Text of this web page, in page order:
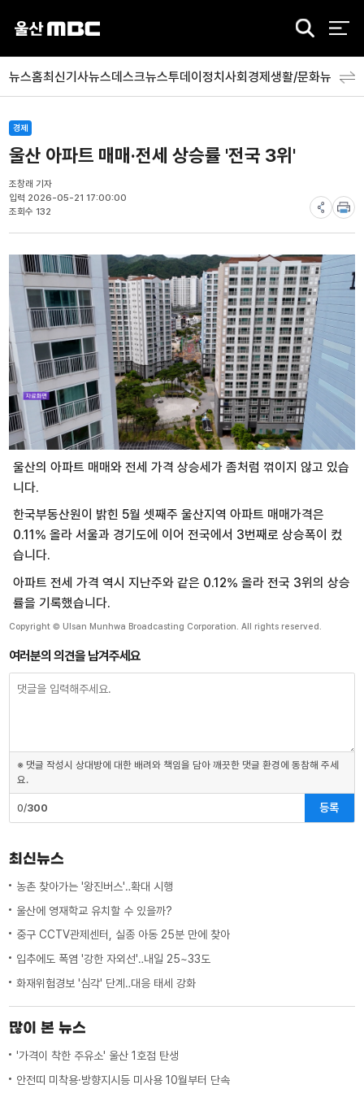
검
뉴스홈최신기사뉴스데스크뉴스투데이정치사회경제생활/문화뉴스특
경제
울산 아파트 매매·전세 상승률 '전국 3위'
조창래 기자
입력 2026-05-21 17:00:00
조회수 132
울산의 아파트 매매와 전세 가격 상승세가 좀처럼 꺾이지 않고 있습
니다.
한국부동산원이 밝힌 5월 셋째주 울산지역 아파트 매매가격은
0.11% 올라 서울과 경기도에 이어 전국에서 3번째로 상승폭이 컸
습니다.
아파트 전세 가격 역시 지난주와 같은 0.12% 올라 전국 3위의 상승
률을 기록했습니다.
Copyright © Ulsan Munhwa Broadcasting Corporation. All rights reserved.
여러분의 의견을 남겨주세요
※ 댓글 작성시 상대방에 대한 배려와 책임을 담아 깨끗한 댓글 환경에 동참해 주세
요.
0/300 등록
최신뉴스
농촌 찾아가는 '왕진버스'‥확대 시행
울산에 영재학교 유치할 수 있을까?
중구 CCTV관제센터, 실종 아동 25분 만에 찾아
입추에도 폭염 '강한 자외선'‥내일 25~33도
화재위험경보 '심각' 단계‥대응 태세 강화
많이 본 뉴스
'가격이 착한 주유소' 울산 1호점 탄생
안전띠 미착용·방향지시등 미사용 10월부터 단속